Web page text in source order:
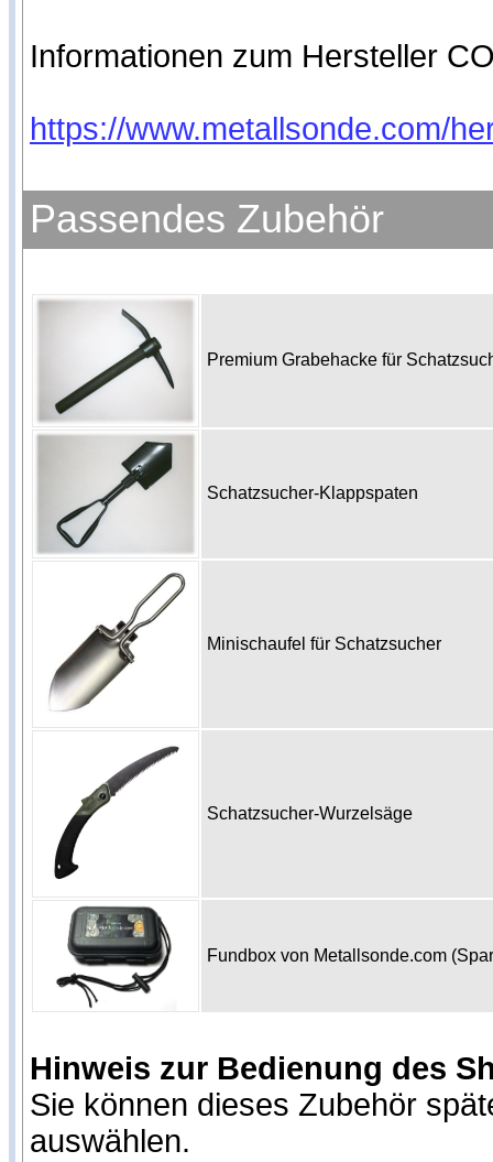
Informationen zum Hersteller
https://www.metallsonde.com/
Passendes Zubehör
Premium Grabehacke für
Schatzsucher-Klappspaten
Minischaufel für Schatzsucher
Schatzsucher-Wurzelsäge
Fundbox von Metallsonde.com
Hinweis zur Bedienung des
Sie können dieses Zubehör
auswählen.